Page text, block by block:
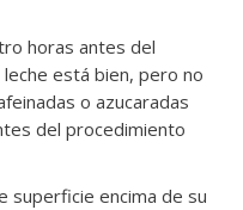
horas antes del
está bien, pero no
o azucaradas
del procedimiento
superficie encima de su